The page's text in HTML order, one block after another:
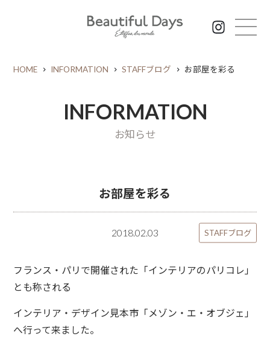
HOME INFORMATION STAFFブログ お部屋を彩る
INFORMATION
お知らせ
お部屋を彩る
2018.02.03 STAFFブログ
フランス・パリで開催された「インテリアのパリコレ」
とも称される
インテリア・デザイン見本市「メゾン・エ・オブジェ」
へ行って来ました。